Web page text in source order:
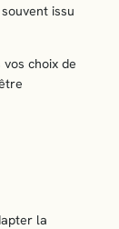
issu
choix de
la